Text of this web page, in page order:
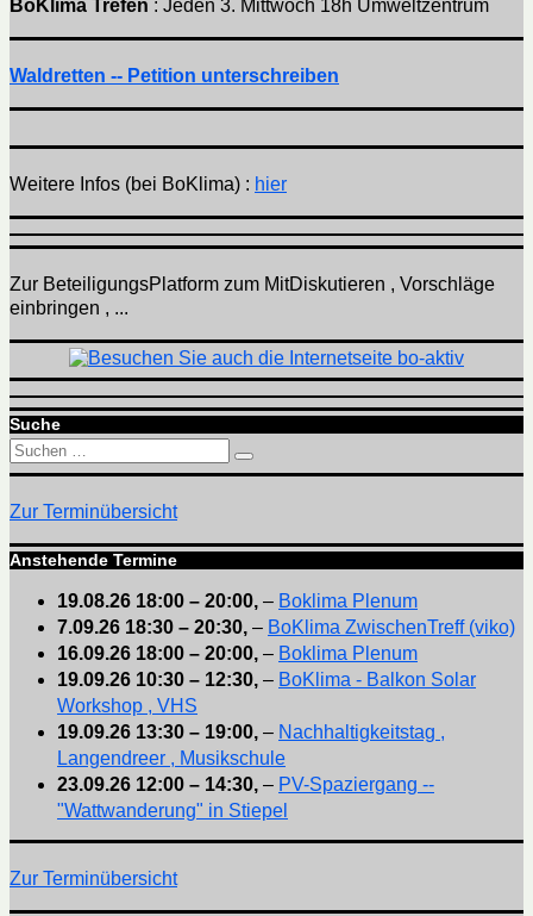
BoKlima Trefen : Jeden 3. Mittwoch 18h Umweltzentrum
Waldretten -- Petition unterschreiben
Weitere Infos (bei BoKlima) : hier
Zur BeteiligungsPlatform zum MitDiskutieren , Vorschläge
einbringen , ...
Suche
Suchen
nach:
Suchen
Zur Terminübersicht
Anstehende Termine
19.08.26 18:00 – 20:00, – Boklima Plenum
7.09.26 18:30 – 20:30, – BoKlima ZwischenTreff (viko)
16.09.26 18:00 – 20:00, – Boklima Plenum
19.09.26 10:30 – 12:30, – BoKlima - Balkon Solar
Workshop , VHS
19.09.26 13:30 – 19:00, – Nachhaltigkeitstag ,
Langendreer , Musikschule
23.09.26 12:00 – 14:30, – PV-Spaziergang --
"Wattwanderung" in Stiepel
Zur Terminübersicht